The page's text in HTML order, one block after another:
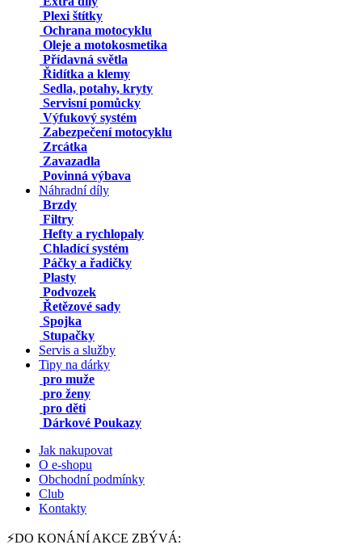
Plexi štítky
Ochrana motocyklu
Oleje a motokosmetika
Přídavná světla
Řidítka a klemy
Sedla, potahy, kryty
Servisní pomůcky
Výfukový systém
Zabezpečení motocyklu
Zrcátka
Zavazadla
Povinná výbava
Náhradní díly
Brzdy
Filtry
Hefty a rychlopaly
Chladící systém
Páčky a řadičky
Plasty
Podvozek
Řetězové sady
Spojka
Stupačky
Servis a služby
Tipy na dárky
pro muže
pro ženy
pro děti
Dárkové Poukazy
Jak nakupovat
O e-shopu
Obchodní podmínky
Club
Kontakty
⚡DO KONÁNÍ AKCE ZBÝVÁ: